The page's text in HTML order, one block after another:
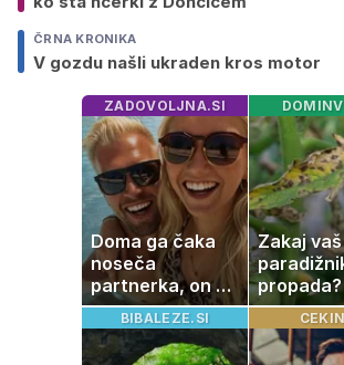
ČRNA KRONIKA
V gozdu našli ukraden kros motor
ZADOVOLJNA.SI
Doma ga čaka
noseča
partnerka, on pa
dopustuje z
drugo
Zakaj vaš
propada?
napaka
uniči
tako jih
BIBALEZE.SI